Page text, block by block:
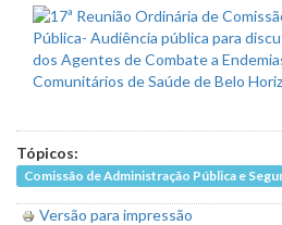
Tópicos:
Comissão de Administração Pública e
Versão para impressão